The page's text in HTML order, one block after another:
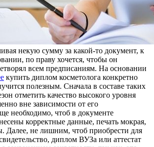
некую сумму за какой-то документ, к
по праву хочется, чтобы он
всем предписаниям. На основании
купить диплом косметолога конкретно
полезным. Сначала в составе таких
отметить качество высокого уровня
вне зависимости от его
необходимо, чтоб в документе
корректные данные, печать мокрая,
Далее, не лишним, чтоб приобрести для
диплом ВУЗа или аттестат